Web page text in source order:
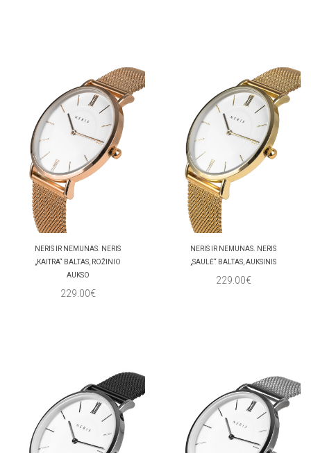
NERIS IR NEMUNAS. NERIS
„KAITRA“ BALTAS, ROŽINIO
AUKSO
229.00€
NERIS IR NEMUNAS. NERIS
„SAULĖ“ BALTAS, AUKSINIS
229.00€